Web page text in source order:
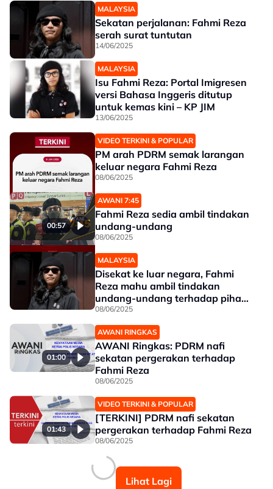
MALAYSIA
Sekatan perjalanan: Fahmi Reza
serah surat tuntutan
14/06/2025
MALAYSIA
Isu Fahmi Reza: Portal Imigresen
versi Bahasa Inggeris ditutup
untuk kemas kini – KP JIM
13/06/2025
01:23
VIDEO TERKINI & POPULAR
PM arah PDRM semak larangan
keluar negara Fahmi Reza
08/06/2025
00:57
AWANI 7:45
Fahmi Reza sedia ambil tindakan
undang-undang
08/06/2025
MALAYSIA
Disekat ke luar negara, Fahmi
Reza mahu ambil tindakan
undang-undang terhadap pihak
berkuasa
08/06/2025
01:00
AWANI RINGKAS
AWANI Ringkas: PDRM nafi
sekatan pergerakan terhadap
Fahmi Reza
08/06/2025
01:43
VIDEO TERKINI & POPULAR
[TERKINI] PDRM nafi sekatan
pergerakan terhadap Fahmi Reza
08/06/2025
Lihat Lagi